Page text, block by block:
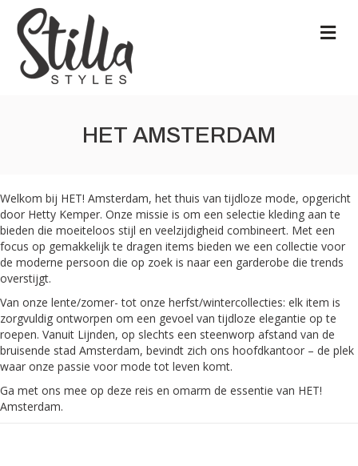
HET AMSTERDAM
Welkom bij HET! Amsterdam, het thuis van tijdloze mode, opgericht
door Hetty Kemper. Onze missie is om een selectie kleding aan te
bieden die moeiteloos stijl en veelzijdigheid combineert. Met een
focus op gemakkelijk te dragen items bieden we een collectie voor
de moderne persoon die op zoek is naar een garderobe die trends
overstijgt.
Van onze lente/zomer- tot onze herfst/wintercollecties: elk item is
zorgvuldig ontworpen om een gevoel van tijdloze elegantie op te
roepen. Vanuit Lijnden, op slechts een steenworp afstand van de
bruisende stad Amsterdam, bevindt zich ons hoofdkantoor – de plek
waar onze passie voor mode tot leven komt.
Ga met ons mee op deze reis en omarm de essentie van HET!
Amsterdam.